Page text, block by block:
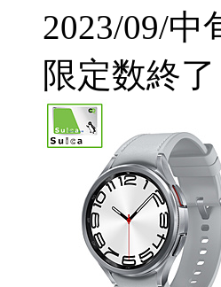
2023/09/中
限定数終了